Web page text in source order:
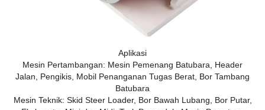
Aplikasi
Mesin Pertambangan: Mesin Pemenang Batubara, Header
Jalan, Pengikis, Mobil Penanganan Tugas Berat, Bor Tambang
Batubara
Mesin Teknik: Skid Steer Loader, Bor Bawah Lubang, Bor Putar,